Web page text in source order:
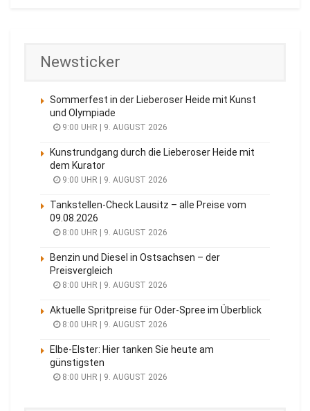
Newsticker
Sommerfest in der Lieberoser Heide mit Kunst
und Olympiade
9:00 UHR | 9. AUGUST 2026
Kunstrundgang durch die Lieberoser Heide mit
dem Kurator
9:00 UHR | 9. AUGUST 2026
Tankstellen-Check Lausitz – alle Preise vom
09.08.2026
8:00 UHR | 9. AUGUST 2026
Benzin und Diesel in Ostsachsen – der
Preisvergleich
8:00 UHR | 9. AUGUST 2026
Aktuelle Spritpreise für Oder-Spree im Überblick
8:00 UHR | 9. AUGUST 2026
Elbe-Elster: Hier tanken Sie heute am
günstigsten
8:00 UHR | 9. AUGUST 2026